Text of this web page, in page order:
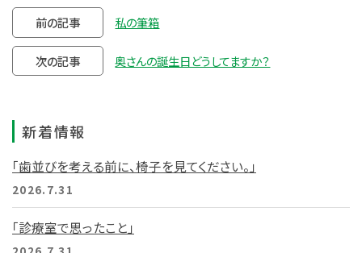
前の記事 私の筆箱
次の記事 奥さんの誕生日どうしてますか？
新着情報
「歯並びを考える前に、椅子を見てください。」
2026.7.31
「診療室で思ったこと」